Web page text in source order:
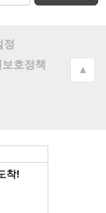
정
호정책
▲